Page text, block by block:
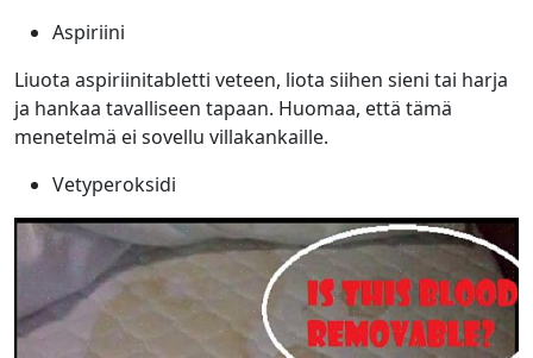
Aspiriini
Liuota aspiriinitabletti veteen, liota siihen sieni tai harja
ja hankaa tavalliseen tapaan. Huomaa, että tämä
menetelmä ei sovellu villakankaille.
Vetyperoksidi